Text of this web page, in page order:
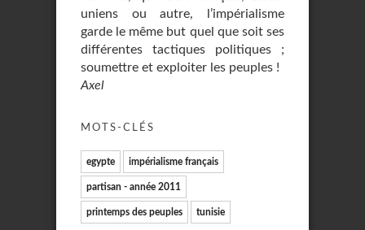
uniens ou autre, l’impérialisme
garde le même but quel que soit ses
différentes tactiques politiques ;
soumettre et exploiter les peuples !
Axel
MOTS-CLÉS
egypte impérialisme français
partisan - année 2011
printemps des peuples tunisie